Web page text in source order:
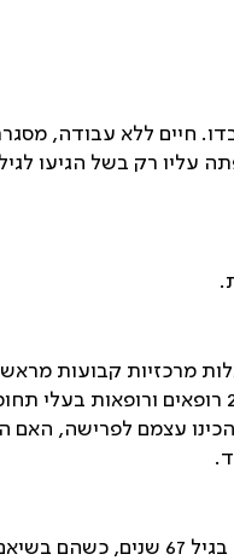
חיים ללא עבודה,
עליו רק בשל הגיעו לגיל
מרכזיות קבועות
לצד גמישות וחופש לפתח דיאלוג ולהעלות שאלות נוספות במהלך הריאיון. אוכלוסיית המחקר כללה 20 רופאים ורופאות
עצמם לפרישה, האם
רופאים רבים דיברו על כך שבמקצוע הרפואה הניסיון הוא אחד המשאבים החשובים ביותר, ולכן פרישה בגיל 67 שנים,